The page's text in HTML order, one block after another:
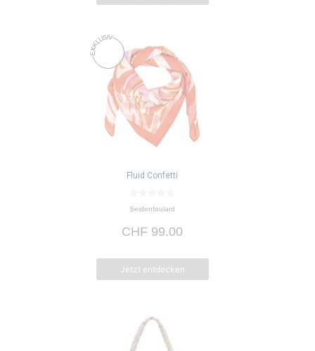
Fluid Confetti
0
v
n
5
Seidenfoulard
CHF 99.00
Jetzt entdecken